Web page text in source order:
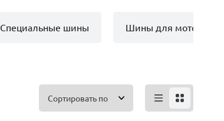
Специальные шины Шины для мото
Сортировать по